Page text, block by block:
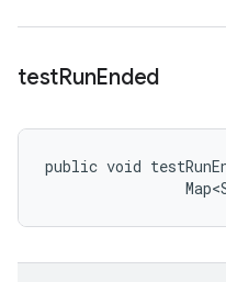
testRunEnded
public void